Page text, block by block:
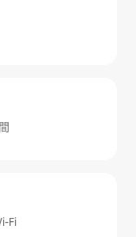
Fi